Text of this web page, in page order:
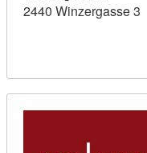
2440 Winzergasse 3